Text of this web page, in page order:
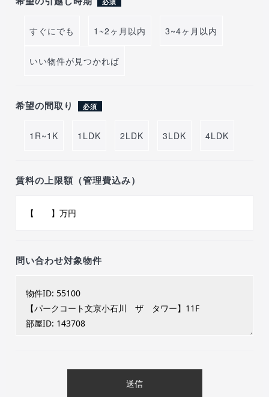
すぐにでも 1~2ヶ月以内 3~4ヶ月以内
いい物件が見つかれば
希望の間取り 必須
1R~1K 1LDK 2LDK 3LDK 4LDK
賃料の上限額（管理費込み）
問い合わせ対象物件